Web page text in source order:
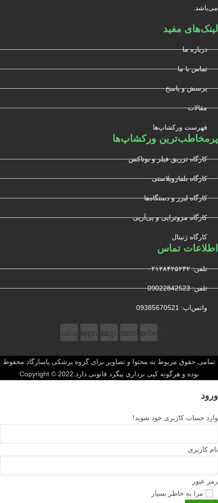
می‌باشد.
لینک‌های مفید
درباره ما
تماس با ما
پرسش و پاسخ
مقالات
فهرست ورکشاپ‌ها
پرمخاطب‌ترین ورکشاپ‌ها
کارگاه تزریق فیلر و بوتاکس
کارگاه بلفاروپلاستی
کارگاه لیزر و دستگاه‌ها
کارگاه مزوتراپی و پی‌آرپی
کارگاه ژنیتال
اطلاعات تماس
تلفن: ۰۲۱۲۸۴۲۵۲۳۲
تلفن: 09022842523
واتس‌‌اپ: 09385670521
Facebook
Youtube
Instagram
Telegram
Whatsapp
تمامی حقوق مربوط به محتوا و تصاویر برای گروه پزشکی پاسارگاد محفوظ
بوده و هرگونه کپی برداری پیگرد قانونی دارد.Copyright © 2022
ورود
وارد حساب کاربری خود شوید!
نام کاربری
رمز عبور
مرا به خاطر بسپار